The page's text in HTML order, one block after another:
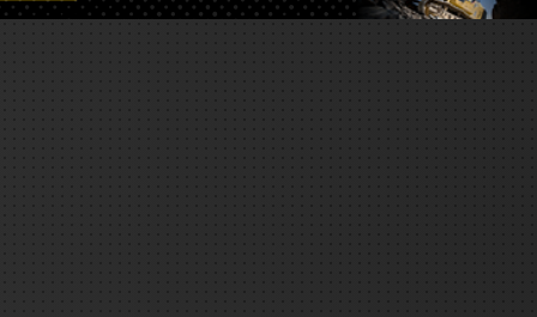
de tierra